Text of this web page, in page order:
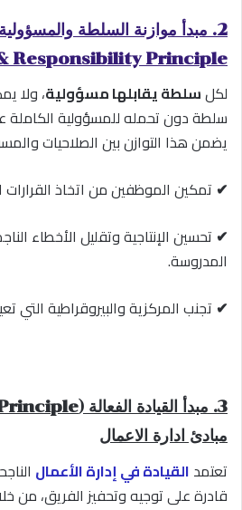
Responsibility Principle)
لكلسلطة يقابلها مسؤولية، ولا
سلطة دون تحمله للمسؤولية الكاملة
يضمن هذا التوازن بين الصلاحيات
✔ تمكين الموظفين من اتخاذ
✔ تحسين الإنتاجية وتقليل الأخطاء
المدروسة.
✔ تجنب المركزية والبيروقراطية التي
مبادئ ادارة الاعمال
تعتمد القيادة في إدارة الأعمال
قادرة على توجيه وتحفيز الفريق، من